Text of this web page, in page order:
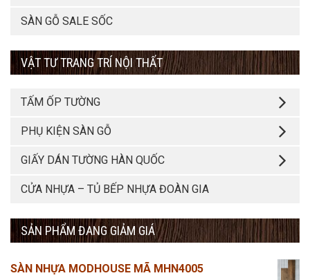
SÀN GỖ SALE SỐC
VẬT TƯ TRANG TRÍ NỘI THẤT
TẤM ỐP TƯỜNG
PHỤ KIỆN SÀN GỖ
GIẤY DÁN TƯỜNG HÀN QUỐC
CỬA NHỰA – TỦ BẾP NHỰA ĐOÀN GIA
SẢN PHẨM ĐANG GIẢM GIÁ
SÀN NHỰA MODHOUSE MÃ MHN4005